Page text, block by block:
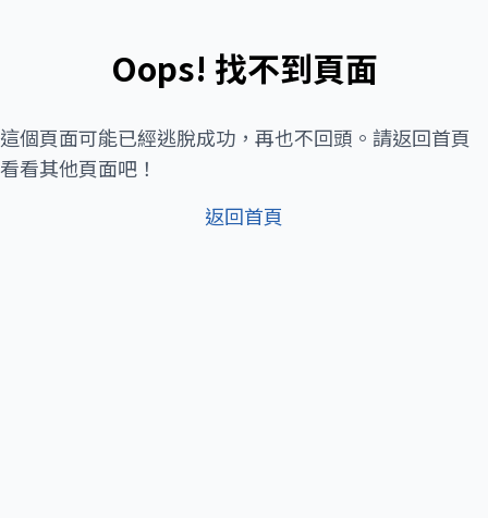
Oops! 找不到頁面
這個頁面可能已經逃脫成功，再也不回頭。請返回首頁
看看其他頁面吧！
返回首頁